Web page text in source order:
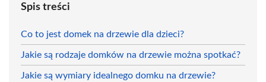
Spis treści
Co to jest domek na drzewie dla dzieci?
Jakie są rodzaje domków na drzewie można spotkać?
Jakie są wymiary idealnego domku na drzewie?